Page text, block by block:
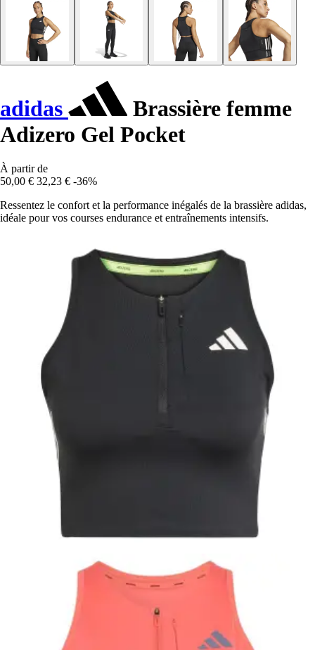
adidas
Brassière femme
Adizero Gel Pocket
À partir de
50,00 € 32,23 € -36%
Ressentez le confort et la performance inégalés de la brassière adidas,
idéale pour vos courses endurance et entraînements intensifs.